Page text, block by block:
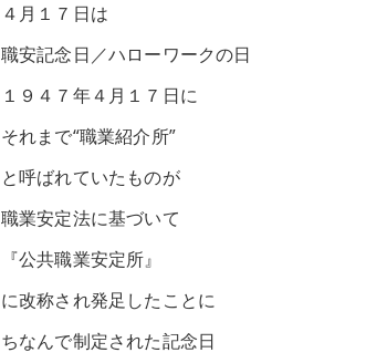
４月１７日は
職安記念日／ハローワークの日
１９４７年４月１７日に
それまで“職業紹介所”
と呼ばれていたものが
職業安定法に基づいて
『公共職業安定所』
に改称され発足したことに
ちなんで制定された記念日